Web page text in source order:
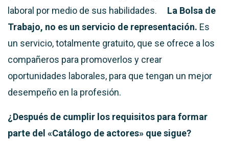
laboral por medio de sus habilidades. La Bolsa de
Trabajo, no es un servicio de representación. Es
un servicio, totalmente gratuito, que se ofrece a los
compañeros para promoverlos y crear
oportunidades laborales, para que tengan un mejor
desempeño en la profesión.
¿Después de cumplir los requisitos para formar
parte del «Catálogo de actores» que sigue?